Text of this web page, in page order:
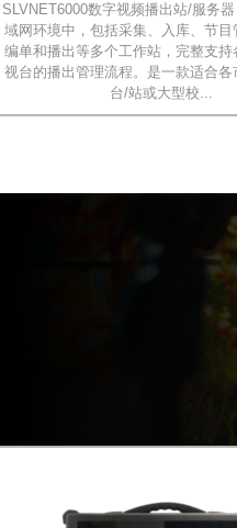
SLVNET6000数字视频播出站/服务
域网环境中，包括采集、入库、节目
编单和播出等多个工作站，完整支持
视台的播出管理流程。是一款适合各
台/站或大型校...